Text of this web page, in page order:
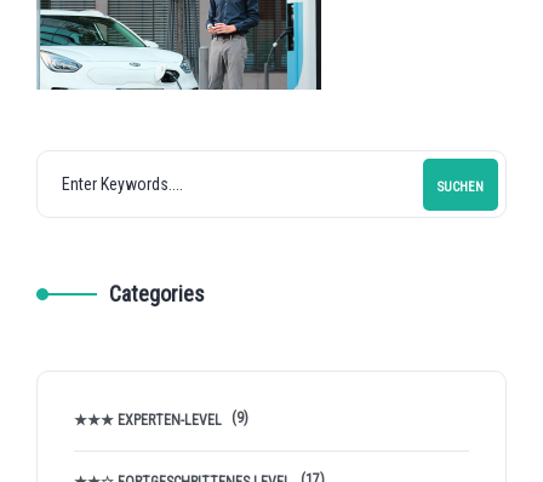
SUCHEN
Categories
★★★ EXPERTEN-LEVEL (9)